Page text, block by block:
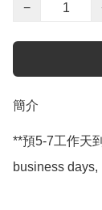
−
簡介
**預5-7工作天
business